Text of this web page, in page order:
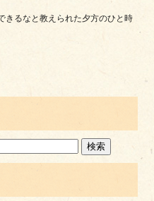
きるなと教えられた夕方のひと時